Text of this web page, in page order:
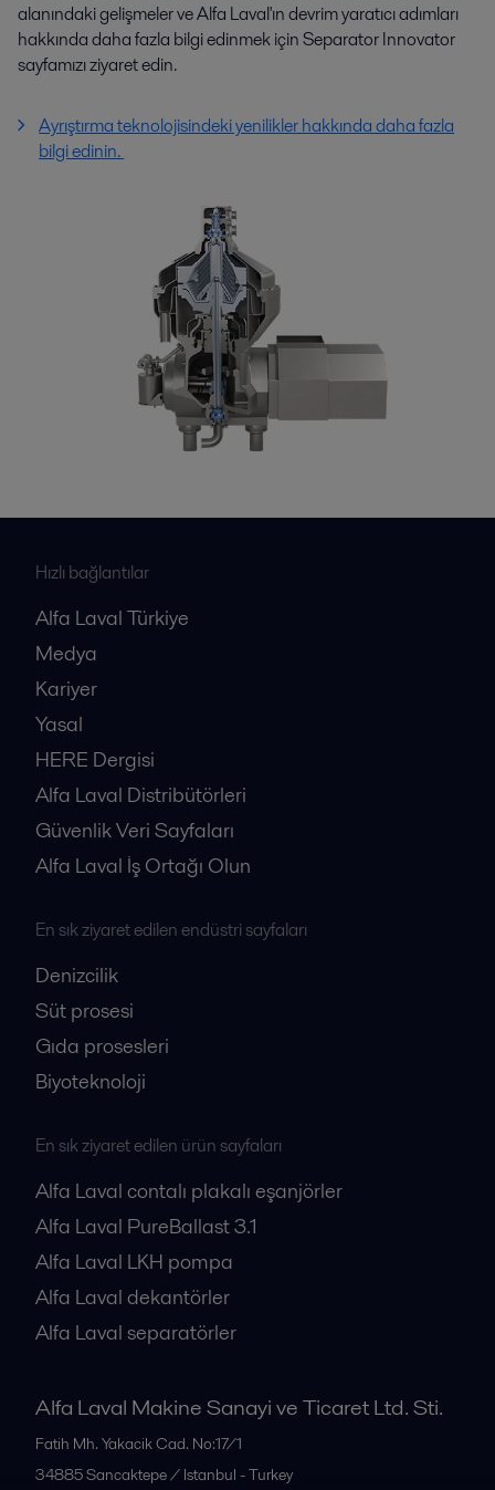
alanındaki gelişmeler ve Alfa Laval'ın devrim yaratıcı adımları
hakkında daha fazla bilgi edinmek için Separator Innovator
sayfamızı ziyaret edin.
Ayrıştırma teknolojisindeki yenilikler hakkında daha fazla
bilgi edinin.
Hızlı bağlantılar
Alfa Laval Türkiye
Medya
Kariyer
Yasal
HERE Dergisi
Alfa Laval Distribütörleri
Güvenlik Veri Sayfaları
Alfa Laval İş Ortağı Olun
En sık ziyaret edilen endüstri sayfaları
Denizcilik
Süt prosesi
Gıda prosesleri
Biyoteknoloji
En sık ziyaret edilen ürün sayfaları
Alfa Laval contalı plakalı eşanjörler
Alfa Laval PureBallast 3.1
Alfa Laval LKH pompa
Alfa Laval dekantörler
Alfa Laval separatörler
Alfa Laval Makine Sanayi ve Ticaret Ltd. Sti.
Fatih Mh. Yakacik Cad. No:17/1
34885Sancaktepe / Istanbul - Turkey